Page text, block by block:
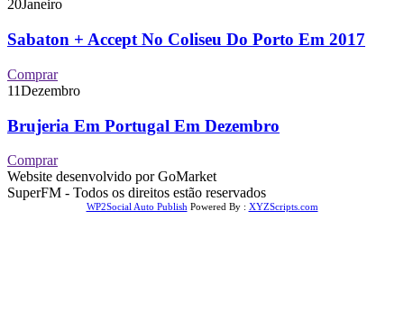
20Janeiro
Sabaton + Accept No Coliseu Do Porto Em 2017
Comprar
11Dezembro
Brujeria Em Portugal Em Dezembro
Comprar
Website desenvolvido por GoMarket
SuperFM - Todos os direitos estão reservados
WP2Social Auto Publish Powered By : XYZScripts.com